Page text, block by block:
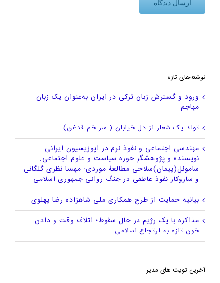
نوشته‌های تازه
ورود و گسترش زبان ترکی در ایران به‌عنوان یک زبان
مهاجم
تولد یک شعار از دل خیابان ( سر خم قدغن)
مهندسی اجتماعی و نفوذ نرم در اپوزیسیون ایرانی
نویسنده و پژوهشگر حوزه سیاست و علوم اجتماعی:
ساموئل(پیمان)سلاحی مطالعهٔ موردی: مهسا نظری گلگانی
و سازوکار نفوذ عاطفی در جنگ روانی جمهوری اسلامی
بیانیه حمایت از طرح همکاری ملی شاهزاده رضا پهلوی
مذاکره با یک رژیم در حال سقوط؛ اتلاف وقت و دادن
خون تازه به ارتجاع اسلامی
آخرین تویت های مدیر